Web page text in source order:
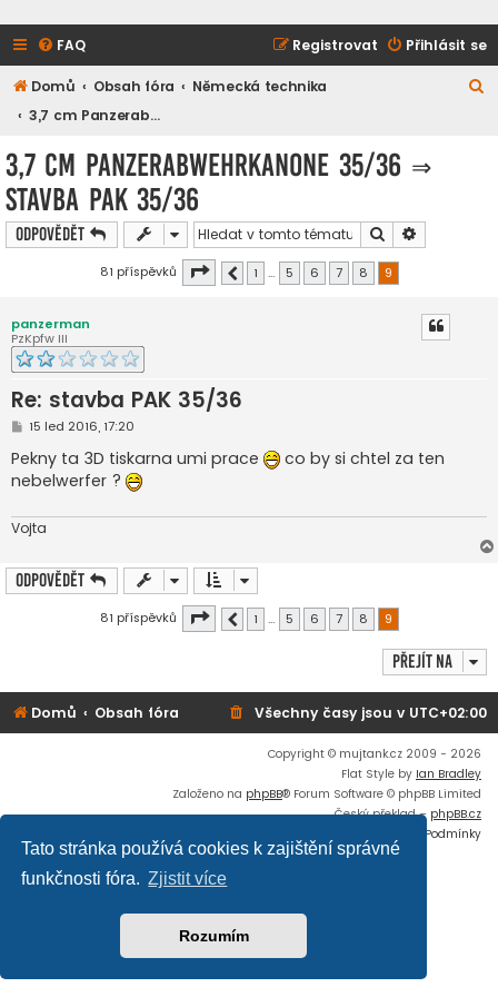
Tato stránka používá cookies k zajištění správné
funkčnosti fóra. Zjistit více
Rozumím
FAQ Přihlásit se
Registrovat
Domů Obsah fóra
Německá technika
3,7 cm Panzerabwehrkanone 35/36
3,7 cm Panzerabwehrkanone 35/36 ⇒
stavba PAK 35/36
Odpovědět Hledat
81 příspěvků Stránka 9
Předchozí
1 … 5 6 7 8 9
panzerman
PzKpfw III
Re: stavba PAK 35/36
P
í
s
p
e
k
15 led 2016, 17:20
Pekny ta 3D tiskarna umi prace
co by si chtel za ten
nebelwerfer ?
Vojta
Odpovědět
81 příspěvků Stránka 9
Předchozí
1 … 5 6 7 8 9
Přejít na
Domů Obsah fóra Všechny časy jsou v UTC+02:00
Copyright © mujtank.cz 2009 - 2026
Flat Style by Ian Bradley
Založeno na phpBB® Forum Software © phpBB Limited
Český překlad – phpBB.cz
Podmínky